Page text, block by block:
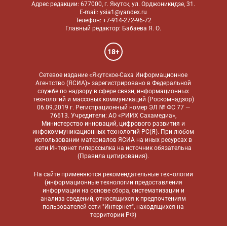
Адрес редакции: 677000, г. Якутск, ул. Орджоникидзе, 31.
E-mail: ysia1@yandex.ru
Телефон: +7-914-272-96-72
Главный редактор: Бабаева Я. О.
18+
Сетевое издание «Якутское-Саха Информационное
Агентство (ЯСИА)» зарегистрировано в Федеральной
службе по надзору в сфере связи, информационных
технологий и массовых коммуникаций (Роскомнадзор)
06.09.2019 г. Регистрационный номер ЭЛ № ФС 77 —
76613. Учредители: АО «РИИХ Сахамедиа»,
Министерство инноваций, цифрового развития и
инфокоммуникационных технологий РС(Я). При любом
использовании материалов ЯСИА на иных ресурсах в
сети Интернет гиперссылка на источник обязательна
(Правила цитирования).
На сайте применяются рекомендательные технологии
(информационные технологии предоставления
информации на основе сбора, систематизации и
анализа сведений, относящихся к предпочтениям
пользователей сети "Интернет", находящихся на
территории РФ)